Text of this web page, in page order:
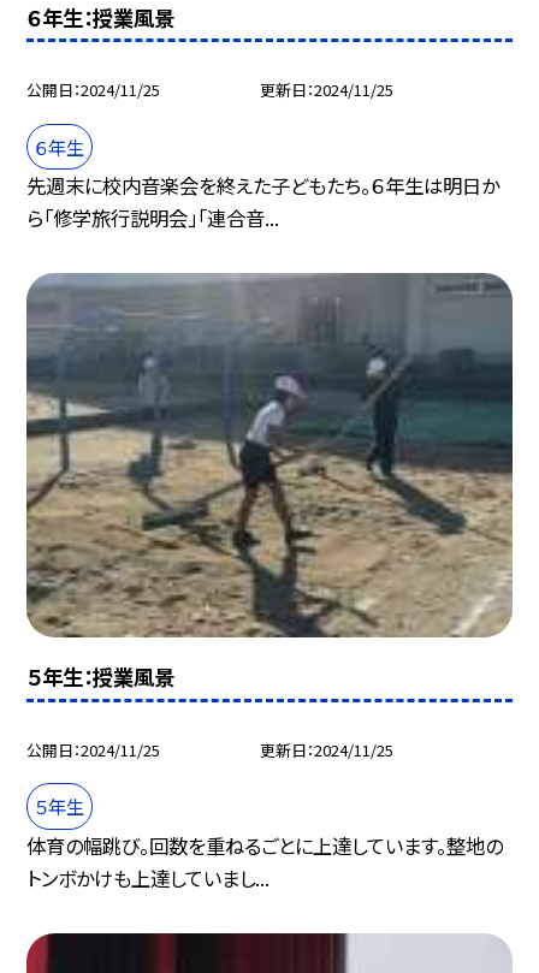
６年生：授業風景
公開日 2024/11/25 更新日 2024/11/25
６年生
先週末に校内音楽会を終えた子どもたち。６年生は明日か
ら「修学旅行説明会」「連合音...
５年生：授業風景
公開日 2024/11/25 更新日 2024/11/25
５年生
体育の幅跳び。回数を重ねるごとに上達しています。整地の
トンボかけも上達していまし...